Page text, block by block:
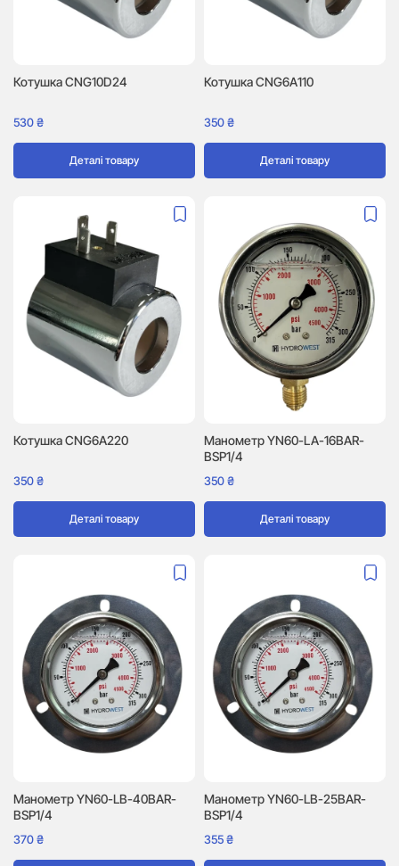
Котушка CNG10D24
530₴
Деталі товару
Котушка CNG6A110
350₴
Деталі товару
Котушка CNG6A220
350₴
Деталі товару
Манометр YN60-LA-16BAR-
BSP1/4
350₴
Деталі товару
Манометр YN60-LB-40BAR-
BSP1/4
370₴
Манометр YN60-LB-25BAR-
BSP1/4
355₴